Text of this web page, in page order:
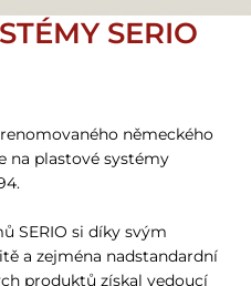
SERIO
německého
na plastové systémy
SERIO si díky svým
a zejména nadstandardní
produktů získal vedoucí